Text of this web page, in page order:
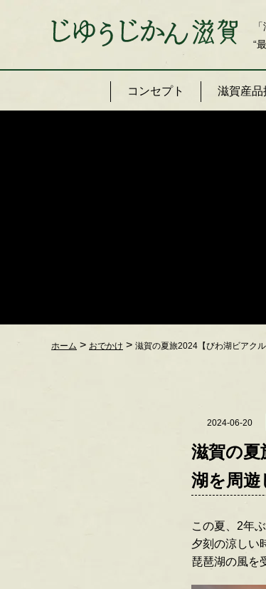
“
コンセプト 滋賀産品
ホーム > おでかけ > 滋賀の夏旅2024【びわ湖ビアク
2024-06-20
滋賀の夏
湖を周遊
この夏、2年
夕刻の涼しい
琵琶湖の風を